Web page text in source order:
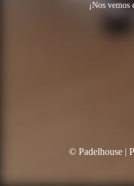
¡Nos vemos
© Padelhouse |